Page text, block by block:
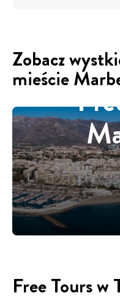
Zobacz
mieście
Free Tours w